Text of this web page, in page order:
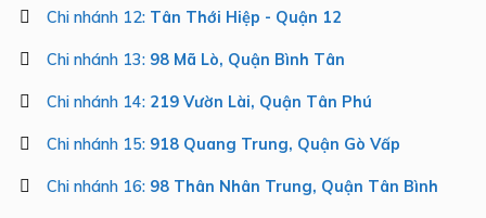
Chi nhánh 12: Tân Thới Hiệp - Quận 12
Chi nhánh 13: 98 Mã Lò, Quận Bình Tân
Chi nhánh 14: 219 Vườn Lài, Quận Tân Phú
Chi nhánh 15: 918 Quang Trung, Quận Gò Vấp
Chi nhánh 16: 98 Thân Nhân Trung, Quận Tân Bình